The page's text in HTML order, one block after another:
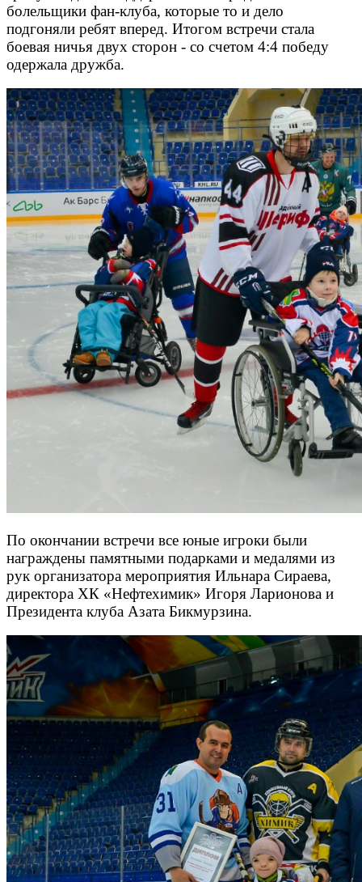
болельщики фан-клуба, которые то и дело
подгоняли ребят вперед. Итогом встречи стала
боевая ничья двух сторон - со счетом 4:4 победу
одержала дружба.
По окончании встречи все юные игроки были
награждены памятными подарками и медалями из
рук организатора мероприятия Ильнара Сираева,
директора ХК «Нефтехимик» Игоря Ларионова и
Президента клуба Азата Бикмурзина.